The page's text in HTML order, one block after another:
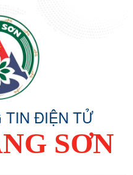
TIN ĐIỆN TỬ
SƠN